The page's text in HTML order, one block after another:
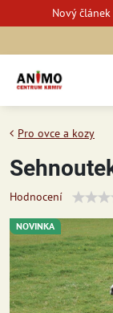
Nový
NOVINKA
Pro ovce a kozy
Hodnocení